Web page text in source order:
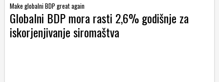
Make globalni BDP great again
Globalni BDP mora rasti 2,6% godišnje za
iskorjenjivanje siromaštva